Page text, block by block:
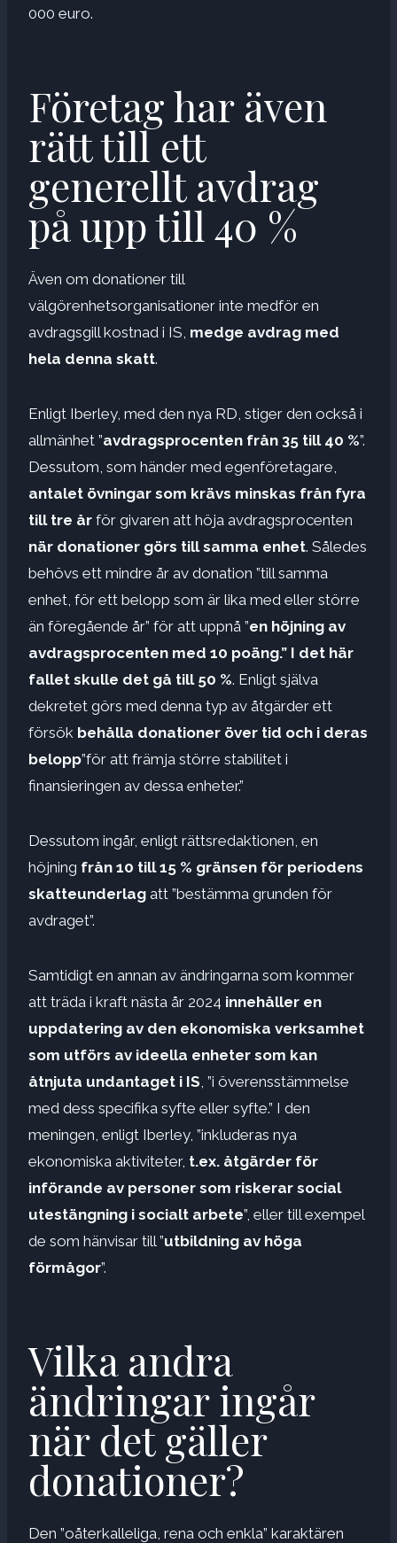
000 euro.
Företag har även
rätt till ett
generellt avdrag
på upp till 40 %
Även om donationer till
välgörenhetsorganisationer inte medför en
avdragsgill kostnad i IS, medge avdrag med
hela denna skatt.
Enligt Iberley, med den nya RD, stiger den också i
allmänhet ”avdragsprocenten från 35 till 40 %”.
Dessutom, som händer med egenföretagare,
antalet övningar som krävs minskas från fyra
till tre år för givaren att höja avdragsprocenten
när donationer görs till samma enhet. Således
behövs ett mindre år av donation ”till samma
enhet, för ett belopp som är lika med eller större
än föregående år” för att uppnå ”en höjning av
avdragsprocenten med 10 poäng.” I det här
fallet skulle det gå till 50 %. Enligt själva
dekretet görs med denna typ av åtgärder ett
försök behålla donationer över tid och i deras
belopp”för att främja större stabilitet i
finansieringen av dessa enheter.”
Dessutom ingår, enligt rättsredaktionen, en
höjning från 10 till 15 % gränsen för periodens
skatteunderlag att ”bestämma grunden för
avdraget”.
Samtidigt en annan av ändringarna som kommer
att träda i kraft nästa år 2024 innehåller en
uppdatering av den ekonomiska verksamhet
som utförs av ideella enheter som kan
åtnjuta undantaget i IS , ”i överensstämmelse
med dess specifika syfte eller syfte.” I den
meningen, enligt Iberley, ”inkluderas nya
ekonomiska aktiviteter, t.ex. åtgärder för
införande av personer som riskerar social
utestängning i socialt arbete”, eller till exempel
de som hänvisar till ”utbildning av höga
förmågor”.
Vilka andra
ändringar ingår
när det gäller
donationer?
Den ”oåterkalleliga, rena och enkla” karaktären